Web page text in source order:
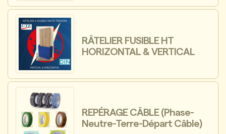
RÂTELIER FUSIBLE HT
HORIZONTAL & VERTICAL
REPÉRAGE CÂBLE (Phase-
Neutre-Terre-Départ Câble)